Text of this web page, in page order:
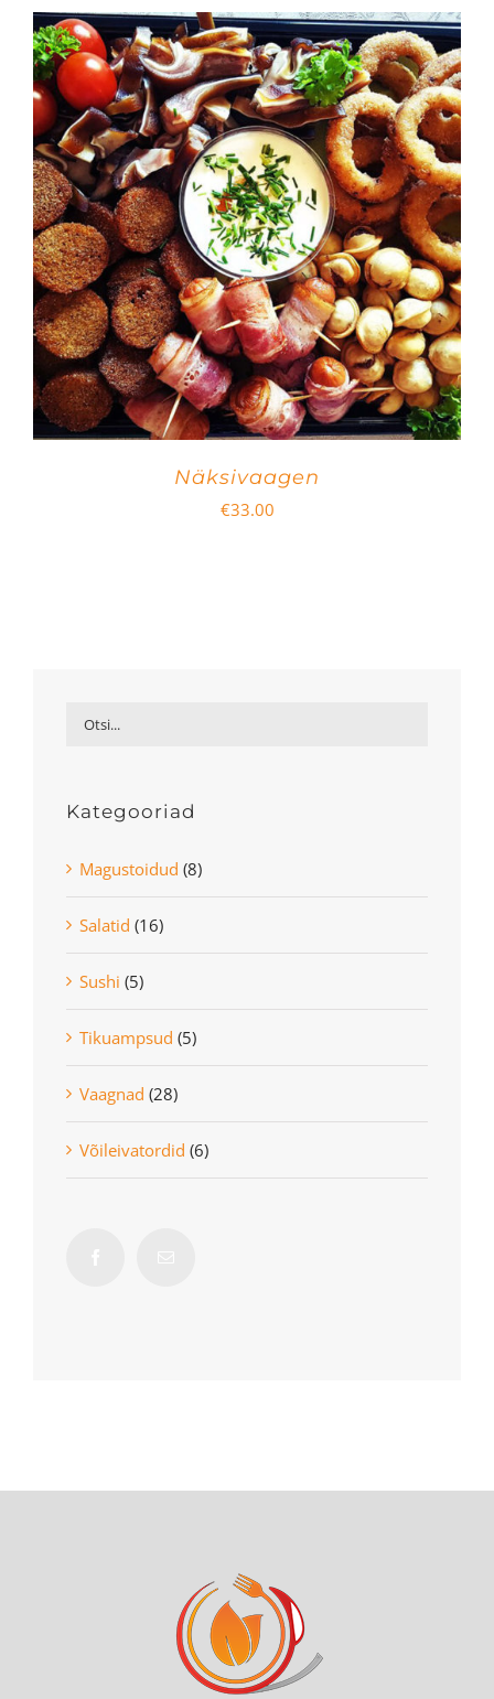
Näksivaagen
€33.00
Kategooriad
Magustoidud (8)
Salatid (16)
Sushi (5)
Tikuampsud (5)
Vaagnad (28)
Võileivatordid (6)